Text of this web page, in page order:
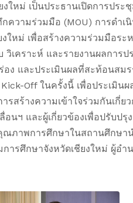
หม่ เป็นประธานเปิดการประ
วามร่วมมือ (MOU) การดำเ
หม่ เพื่อสร้างความร่วมมือระ
คราะห์ และรายงานผลการป
และประเมินผลที่สะท้อนสมร
Off ในครั้งนี้ เพื่อประเมิน
สร้างความเข้าใจร่วมกันเกี่ย
ฯ และผู้เกี่ยวข้องเพื่อปรับปรุ
ภาพการศึกษาในสถานศึกษา
รศึกษาจังหวัดเชียงใหม่ ผู้อำ